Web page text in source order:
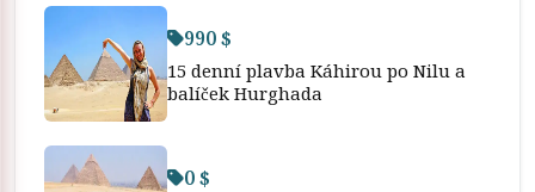
990 $
15 denní plavba Káhirou po Nilu a
balíček Hurghada
0 $